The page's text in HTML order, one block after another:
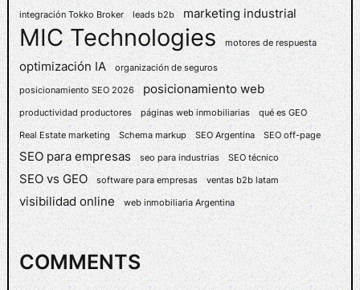
E
L
Ú
N
I
C
O
O
B
J
E
T
I
V
O
integración Tokko Broker leads b2b marketing industrial
MIC Technologies motores de respuesta
optimización IA organización de seguros
posicionamiento SEO 2026 posicionamiento web
productividad productores páginas web inmobiliarias qué es GEO
Real Estate marketing Schema markup SEO Argentina SEO off-page
SEO para empresas seo para industrias SEO técnico
SEO vs GEO software para empresas ventas b2b latam
visibilidad online web inmobiliaria Argentina
COMMENTS